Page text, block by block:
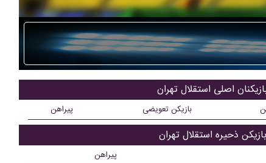
اصلی استقلال تهران
بازیکن تعویضی پیراهن
بازیکن ذحیره استقلال تهران
پیراهن